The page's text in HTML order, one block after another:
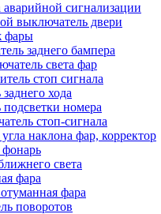
сигнализации
выключатель двери
фары
заднего бампера
света фар
стоп сигнала
хода
номера
стоп-сигнала
наклона фар, корректор
света
фара
фара
поворотов